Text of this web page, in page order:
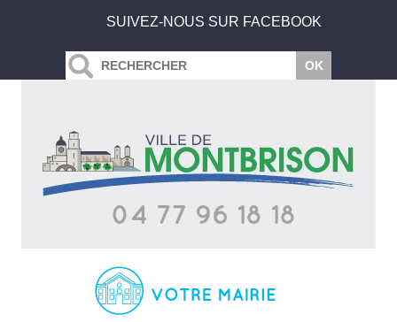
SUIVEZ-NOUS SUR FACEBOOK